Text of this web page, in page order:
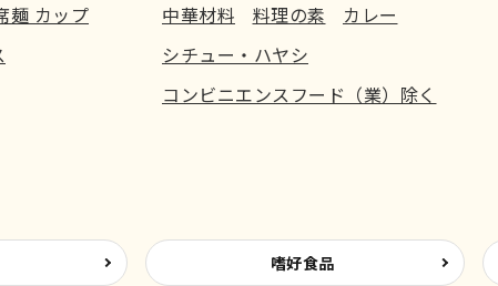
麺 カップ
中華材料 料理の素
カレー
シチュー・ハヤシ
コンビニエンスフード（業）除く
嗜好食品